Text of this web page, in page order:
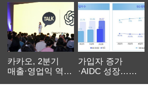
카카오, 2분기
매출·영업익 역대
가입자 증가
·AIDC 성장…